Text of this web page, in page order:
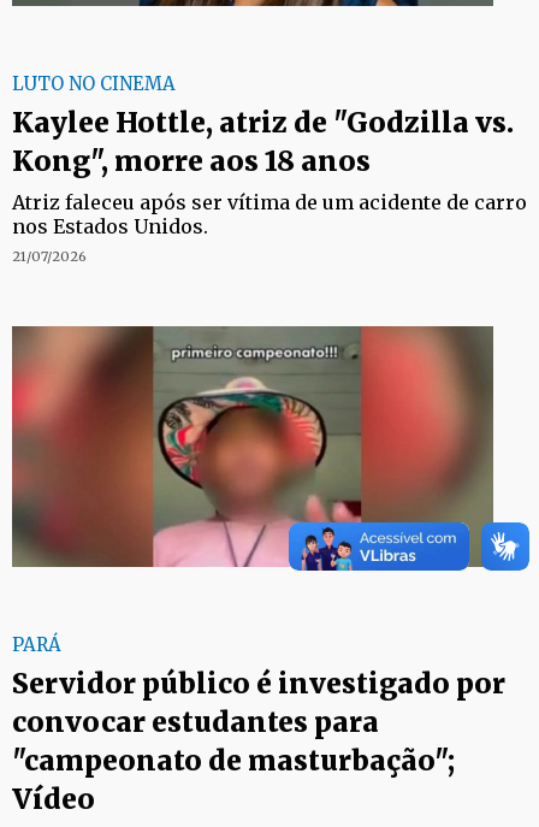
LUTO NO CINEMA
Kaylee Hottle, atriz de "Godzilla vs.
Kong", morre aos 18 anos
Atriz faleceu após ser vítima de um acidente de carro
nos Estados Unidos.
21/07/2026
PARÁ
Servidor público é investigado por
convocar estudantes para
"campeonato de masturbação";
Vídeo